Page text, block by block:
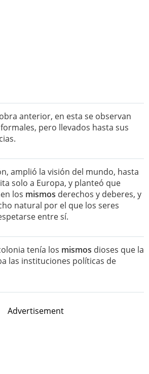
anterior, en esta se observan
pero llevados hasta sus
amplió la visión del mundo, hasta
solo a Europa, y planteó que
los mismos derechos y deberes, y
natural por el que los seres
entre sí.
tenía los mismos dioses que la
las instituciones políticas de
Advertisement